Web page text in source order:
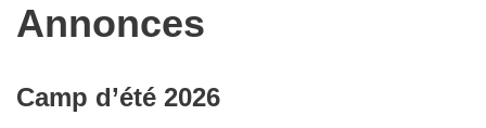
Annonces
Camp d’été 2026